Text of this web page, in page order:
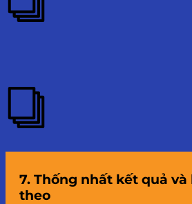
7. Thống nhất kết quả
theo